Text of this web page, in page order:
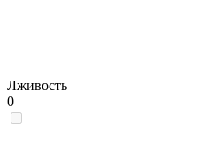
Лживость
0